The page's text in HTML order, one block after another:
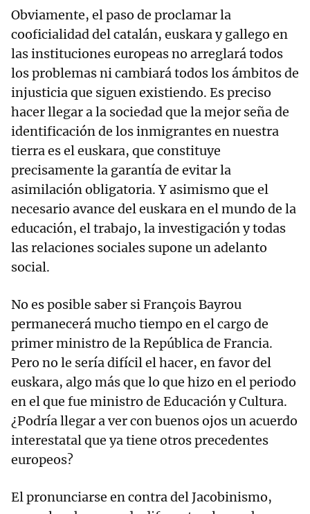
Obviamente, el paso de proclamar la
cooficialidad del catalán, euskara y gallego en
las instituciones europeas no arreglará todos
los problemas ni cambiará todos los ámbitos de
injusticia que siguen existiendo. Es preciso
hacer llegar a la sociedad que la mejor seña de
identificación de los inmigrantes en nuestra
tierra es el euskara, que constituye
precisamente la garantía de evitar la
asimilación obligatoria. Y asimismo que el
necesario avance del euskara en el mundo de la
educación, el trabajo, la investigación y todas
las relaciones sociales supone un adelanto
social.
No es posible saber si François Bayrou
permanecerá mucho tiempo en el cargo de
primer ministro de la República de Francia.
Pero no le sería difícil el hacer, en favor del
euskara, algo más que lo que hizo en el periodo
en el que fue ministro de Educación y Cultura.
¿Podría llegar a ver con buenos ojos un acuerdo
interestatal que ya tiene otros precedentes
europeos?
El pronunciarse en contra del Jacobinismo,